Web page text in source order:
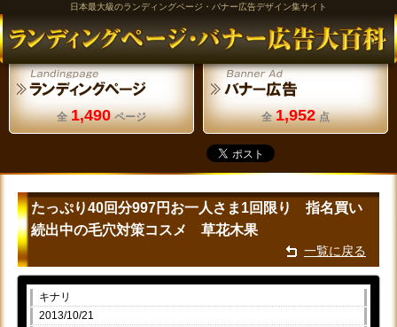
日本最大級のランディングページ・バナー広告デザイン集サイト
全 1,490 ページ 全 1,952 点
たっぷり40回分997円お一人さま1回限り 指名買い
続出中の毛穴対策コスメ 草花木果
一覧に戻る
キナリ
2013/10/21